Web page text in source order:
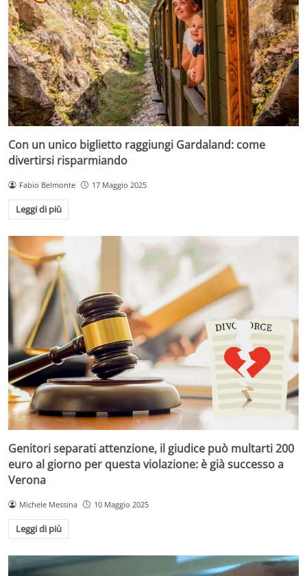
Con un unico biglietto raggiungi Gardaland: come
divertirsi risparmiando
Fabio Belmonte 17 Maggio 2025
Leggi di più
Genitori separati attenzione, il giudice può multarti 200
euro al giorno per questa violazione: è già successo a
Verona
Michele Messina 10 Maggio 2025
Leggi di più